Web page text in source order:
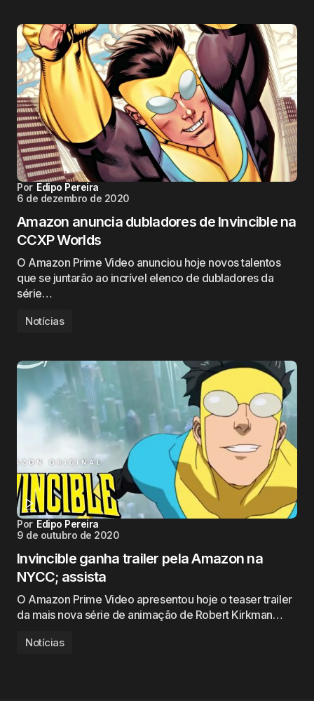
Por Edipo Pereira
6 de dezembro de 2020
Amazon anuncia dubladores de Invincible na
CCXP Worlds
O Amazon Prime Video anunciou hoje novos talentos
que se juntarão ao incrível elenco de dubladores da
série…
Notícias
Por Edipo Pereira
9 de outubro de 2020
Invincible ganha trailer pela Amazon na
NYCC; assista
O Amazon Prime Video apresentou hoje o teaser trailer
da mais nova série de animação de Robert Kirkman…
Notícias